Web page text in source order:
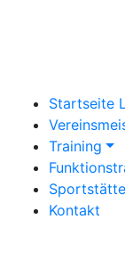
Startseite
Training
Kontakt